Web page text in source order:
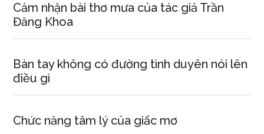
Cảm nhận bài thơ mưa của tác giả Trần
Đăng Khoa
Bàn tay không có đường tình duyên nói lên
điều gì
Chức năng tâm lý của giấc mơ